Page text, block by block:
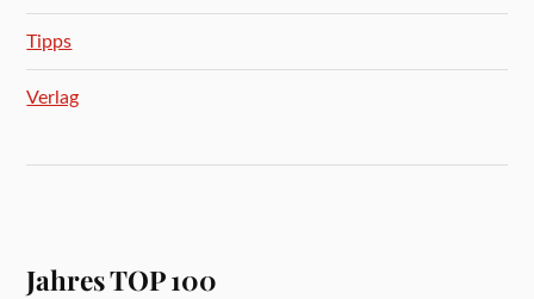
Tipps
Verlag
Jahres TOP 100